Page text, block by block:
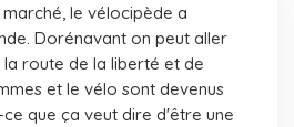
le vélocipède a
Dorénavant on peut aller
la route de la liberté et de
et le vélo sont devenus
ce que ça veut dire d'être une